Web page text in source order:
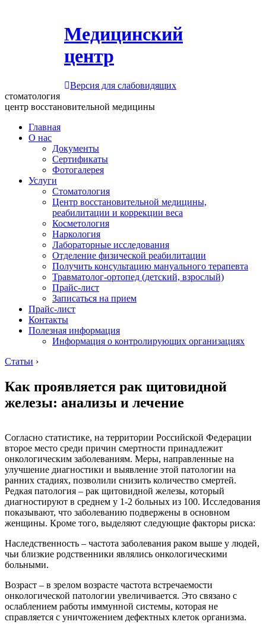
Медицинский
центр
Версия для слабовидящих
стоматология
центр восстановительной медицины
Главная
О нас
Документы
Сертификаты
Фотогалерея
Услуги
Стоматология
Центр восстановительной медицины,
реабилитации и коррекции веса
Косметология
Наркология
Лабораторные исследования
Отделение физической реабилитации
Получить консультацию мануального терапевта
Травматолог-ортопед (детский, взрослый)
Прайс-лист
Записаться на прием
Прайс-лист
Контакты
Полезная информация
Информация о контролирующих организациях
Статьи ›
Как проявляется рак щитовидной
железы: анализы и лечение
Согласно статистике, на территории Российской Федерации
второе место среди причин смертности принадлежит
онкологическим заболеваниям. Меры, направленные на
улучшение диагностики и выявление этой патологии на
ранних стадиях, позволили снизить количество смертей.
Редкая патология – рак щитовидной железы, который
диагностируют в среднем у 1-2 больных из 100. Исследования
показывают, что заболеванию подвержены в основном
женщины. Кроме того, выделяют следующие факторы риска:
Наследственность – частота заболевания раком выше у людей,
чьи близкие родственники являлись онкологическими
больными.
Возраст – в зрелом возрасте частота встречаемости
онкологической патологии увеличивается. Это связано с
ослаблением работы иммунной системы, которая не
справляется с уничтожением дефектных клеток организма.